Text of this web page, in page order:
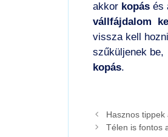
akkor kopás és
vállfájdalom
vissza kell
szűküljenek
kopás.
Hasznos
Télen is fontos